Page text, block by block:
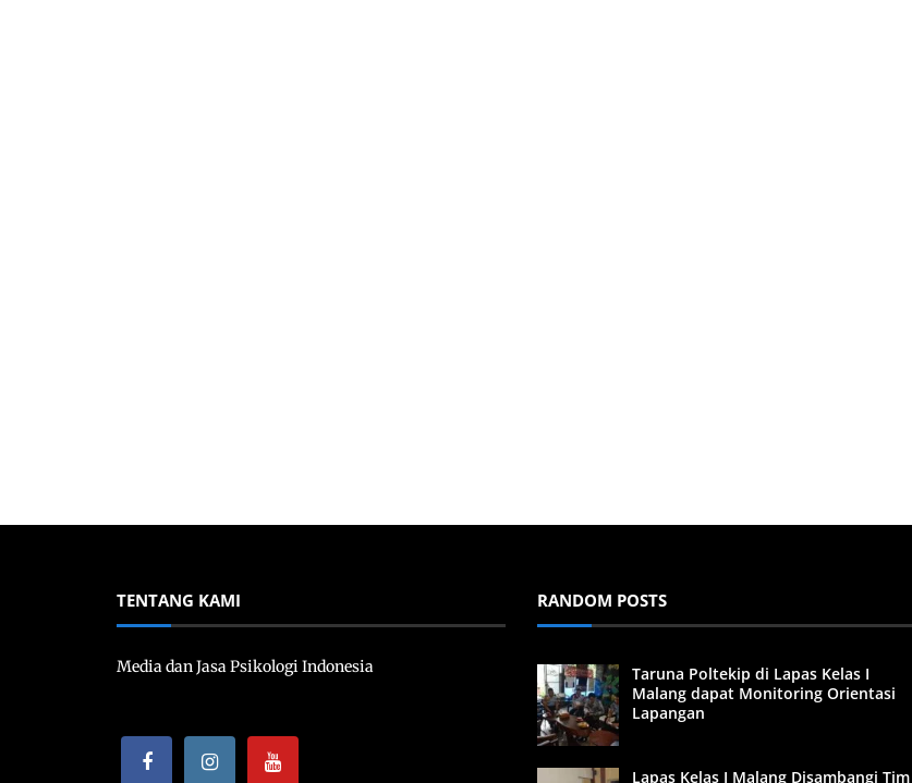
TENTANG KAMI
Media dan Jasa Psikologi Indonesia
RANDOM POSTS
Taruna Poltekip di Lapas Kelas I
Malang dapat Monitoring Orientasi
Lapangan
Lapas Kelas I Malang Disambangi Tim